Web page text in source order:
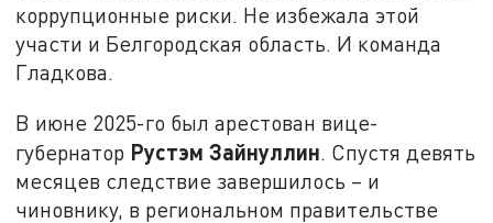
коррупционные риски. Не избежала этой
участи и Белгородская область. И команда
Гладкова.
В июне 2025-го был арестован вице-
губернатор Рустэм Зайнуллин . Спустя девять
месяцев следствие завершилось – и
чиновнику, в региональном правительстве